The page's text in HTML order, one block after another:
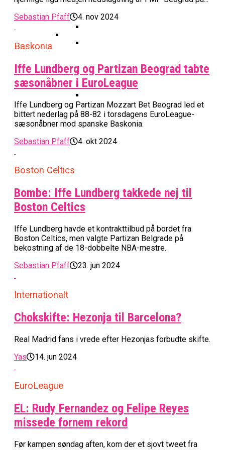
Bakken Bears Åbner FIBA Europe
Champions League
Bakken Bears Skuffede Og
Misser Champions League-
Gruppespil
Basketball Champions League
Portland Trail Blazers
Danske Tobias Jensen Skal Møde
Portland Trail Blazers I NBA-
Kamp
Vanvittigt Overtidsdrama Mod
USA
Medie: Lebron James Vil Stå I
Spidsen For USA Ved OL 2024
Basketligaen
Fremgang For 12. År I Træk
Sebastian Pfaff
4. nov 2024
Baskonia
Iffe Lundberg og Partizan Beograd tabte
sæsonåbner i EuroLeague
Iffe Lundberg og Partizan Mozzart Bet Beograd led et
bittert nederlag på 88-82 i torsdagens EuroLeague-
sæsonåbner mod spanske Baskonia.
Sebastian Pfaff
4. okt 2024
Boston Celtics
Bombe: Iffe Lundberg takkede nej til
Boston Celtics
Iffe Lundberg havde et kontrakttilbud på bordet fra
Boston Celtics, men valgte Partizan Belgrade på
bekostning af de 18-dobbelte NBA-mestre.
Sebastian Pfaff
23. jun 2024
Internationalt
Chokskifte: Hezonja til Barcelona?
Real Madrid fans i vrede efter Hezonjas forbudte skifte.
Yas
14. jun 2024
EuroLeague
EL: Rudy Fernandez og Felipe Reyes
missede fornem rekord
Før kampen søndag aften, kom der et sjovt tweet fra